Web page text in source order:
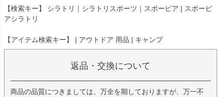
【検索キー】 シラトリ｜シラトリスポーツ｜スポーピア | スポーピ
アシラトリ
【アイテム検索キー】 | アウトドア 用品 | キャンプ
返品・交換について
商品の品質につきましては、万全を期しておりますが、万一不